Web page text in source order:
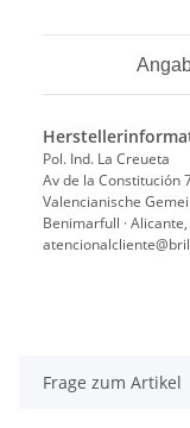
Pol. Ind. La Creueta
Av de la Constitución
Valencianische
Benimarfull ·
Frage zum Artikel